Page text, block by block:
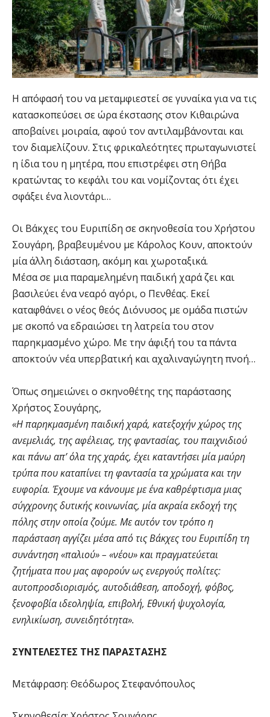
Η απόφασή του να μεταμφιεστεί σε γυναίκα για να τις
κατασκοπεύσει σε ώρα έκστασης στον Κιθαιρώνα
αποβαίνει μοιραία, αφού τον αντιλαμβάνονται και
τον διαμελίζουν. Στις φρικαλεότητες πρωταγωνιστεί
η ίδια του η μητέρα, που επιστρέφει στη Θήβα
κρατώντας το κεφάλι του και νομίζοντας ότι έχει
σφάξει ένα λιοντάρι…
Οι Βάκχες του Ευριπίδη σε σκηνοθεσία του Χρήστου
Σουγάρη, βραβευμένου με Κάρολος Κουν, αποκτούν
μία άλλη διάσταση, ακόμη και χωροταξικά.
Μέσα σε μια παραμελημένη παιδική χαρά ζει και
βασιλεύει ένα νεαρό αγόρι, ο Πενθέας. Εκεί
καταφθάνει ο νέος θεός Διόνυσος με ομάδα πιστών
με σκοπό να εδραιώσει τη λατρεία του στον
παρηκμασμένο χώρο. Με την άφιξή του τα πάντα
αποκτούν νέα υπερβατική και αχαλιναγώγητη πνοή…
Όπως σημειώνει ο σκηνοθέτης της παράστασης
Χρήστος Σουγάρης,
«Η παρηκμασμένη παιδική χαρά, κατεξοχήν χώρος της
ανεμελιάς, της αφέλειας, της φαντασίας, του παιχνιδιού
και πάνω απ’ όλα της χαράς, έχει καταντήσει μία μαύρη
τρύπα που καταπίνει τη φαντασία τα χρώματα και την
ευφορία. Έχουμε να κάνουμε με ένα καθρέφτισμα μιας
σύγχρονης δυτικής κοινωνίας, μία ακραία εκδοχή της
πόλης στην οποία ζούμε. Με αυτόν τον τρόπο η
παράσταση αγγίζει μέσα από τις Βάκχες του Ευριπίδη τη
συνάντηση «παλιού» – «νέου» και πραγματεύεται
ζητήματα που μας αφορούν ως ενεργούς πολίτες:
αυτοπροσδιορισμός, αυτοδιάθεση, αποδοχή, φόβος,
ξενοφοβία ιδεοληψία, επιβολή, Εθνική ψυχολογία,
ενηλικίωση, συνειδητότητα».
ΣΥΝΤΕΛΕΣΤΕΣ ΤΗΣ ΠΑΡΑΣΤΑΣΗΣ
Μετάφραση: Θεόδωρος Στεφανόπουλος